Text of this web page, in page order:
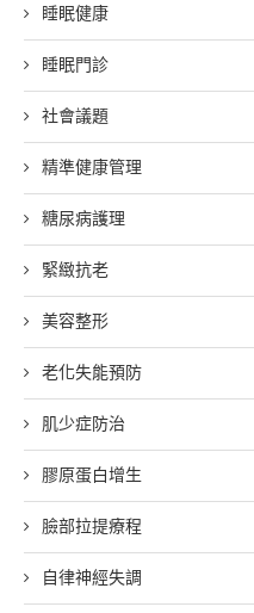
睡眠健康
睡眠門診
社會議題
精準健康管理
糖尿病護理
緊緻抗老
美容整形
老化失能預防
肌少症防治
膠原蛋白增生
臉部拉提療程
自律神經失調